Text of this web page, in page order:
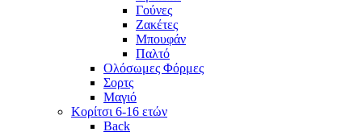
Γούνες
Ζακέτες
Μπουφάν
Παλτό
Ολόσωμες Φόρμες
Σορτς
Μαγιό
Κορίτσι 6-16 ετών
Back